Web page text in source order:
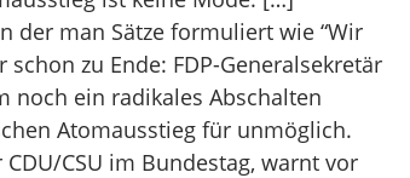
der man Sätze formuliert wie “Wir
zu Ende: FDP-Generalsekretär
noch ein radikales Abschalten
Atomausstieg für unmöglich.
CSU im Bundestag, warnt vor